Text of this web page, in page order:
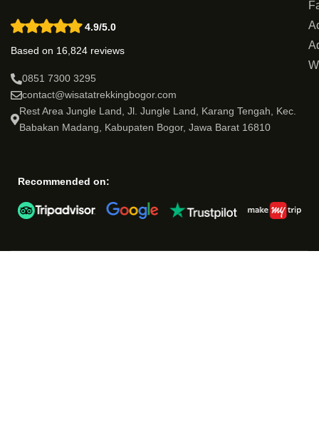
4.9/5.0
Based on 16,824 reviews
0851 7300 3295
contact@wisatatrekkingbogor.com
Rest Area Jungle Land, Jl. Jungle Land, Karang Tengah, Kec.
Babakan Madang, Kabupaten Bogor, Jawa Barat 16810
Recommended on: